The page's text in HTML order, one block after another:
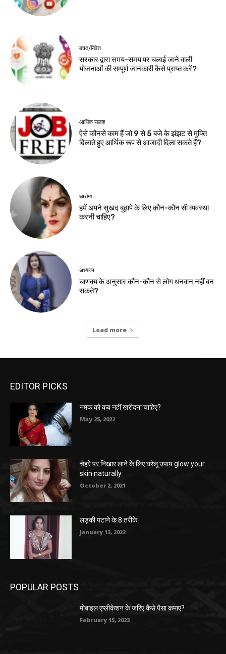
बचत/निवेश
सरकार द्वारा समय-समय पर चलाई जाने वाली
योजनाओं की सम्पूर्ण जानकारी कैसे प्राप्त करें?
आर्थिक सलाह
ऐसे कौनसे काम हैं जो 9 से 5 बजे के झंझट से मुक्ति
दिलाते हुए आर्थिक रूप से आजादी दिला सकते हैं?
आरोग्य
हमें अपने सुखद बुढ़ापे के लिए कौन-कौन सी व्यवस्था
करनी चाहिए?
अध्यात्म
चाणक्य के अनुसार कौन-कौन से लोग धनवान नहीं बन
सकते?
Load more
EDITOR PICKS
नमक को कब नहीं खरीदना चाहिए?
May 25, 2022
चेहरे पर निखार लाने के लिए घरेलू उपाय glow your
skin naturally
October 2, 2021
लड़की पटाने के 8 तरीके
January 13, 2022
POPULAR POSTS
मोबाइल एप्लीकेशन के जरिए कैसे पैसा कमाएं?
February 15, 2023